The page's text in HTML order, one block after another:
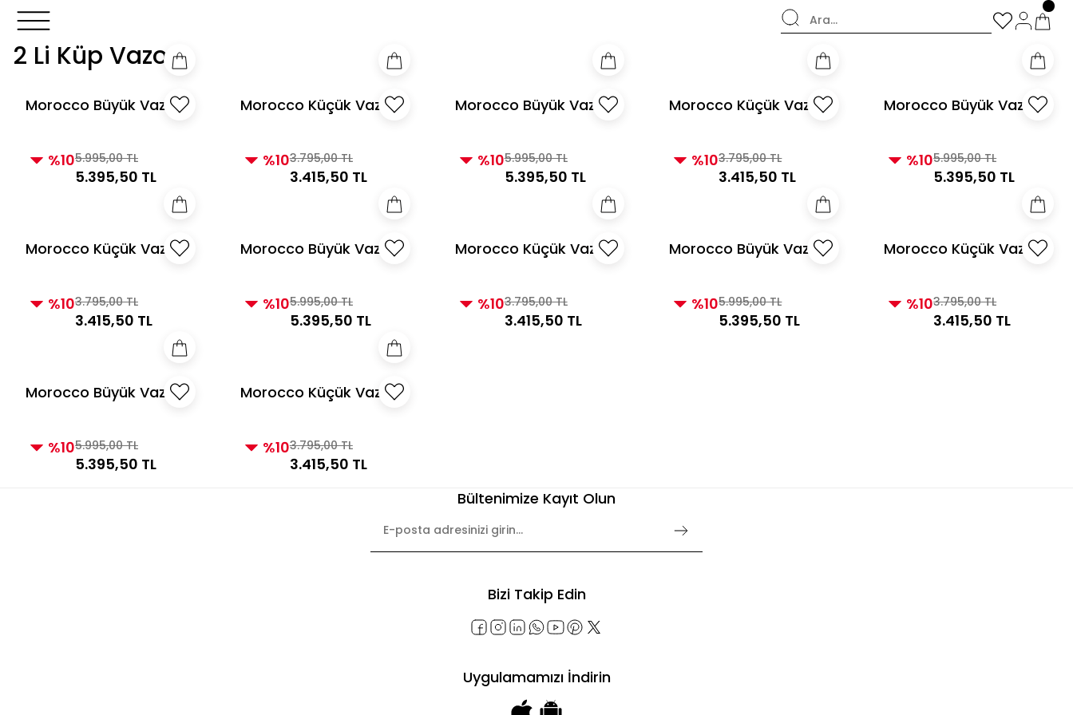
3000 TL ve Üzeri Alışverişlerde Kargo Bedava!
3000 TL ve Üzeri Alışverişlerde Kargo Bedava!
3000 TL ve Üzeri Alışverişlerde Kargo Bedava!
2 Li Küp Vazo
Morocco Büyük Vazo
%105.995,00 TL
5.395,50 TL
Morocco Küçük Vazo
%103.795,00 TL
3.415,50 TL
Morocco Büyük Vazo
%105.995,00 TL
5.395,50 TL
Morocco Küçük Vazo
%103.795,00 TL
3.415,50 TL
Morocco Büyük Vazo
%105.995,00 TL
5.395,50 TL
Morocco Küçük Vazo
%103.795,00 TL
3.415,50 TL
Morocco Büyük Vazo
%105.995,00 TL
5.395,50 TL
Morocco Küçük Vazo
%103.795,00 TL
3.415,50 TL
Morocco Büyük Vazo
%105.995,00 TL
5.395,50 TL
Morocco Küçük Vazo
%103.795,00 TL
3.415,50 TL
Morocco Büyük Vazo
%105.995,00 TL
5.395,50 TL
Morocco Küçük Vazo
%103.795,00 TL
3.415,50 TL
Bültenimize Kayıt Olun
Bizi Takip Edin
Uygulamamızı İndirin